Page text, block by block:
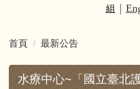
組 ｜
首頁 最新公告
水療中心~「國立臺北